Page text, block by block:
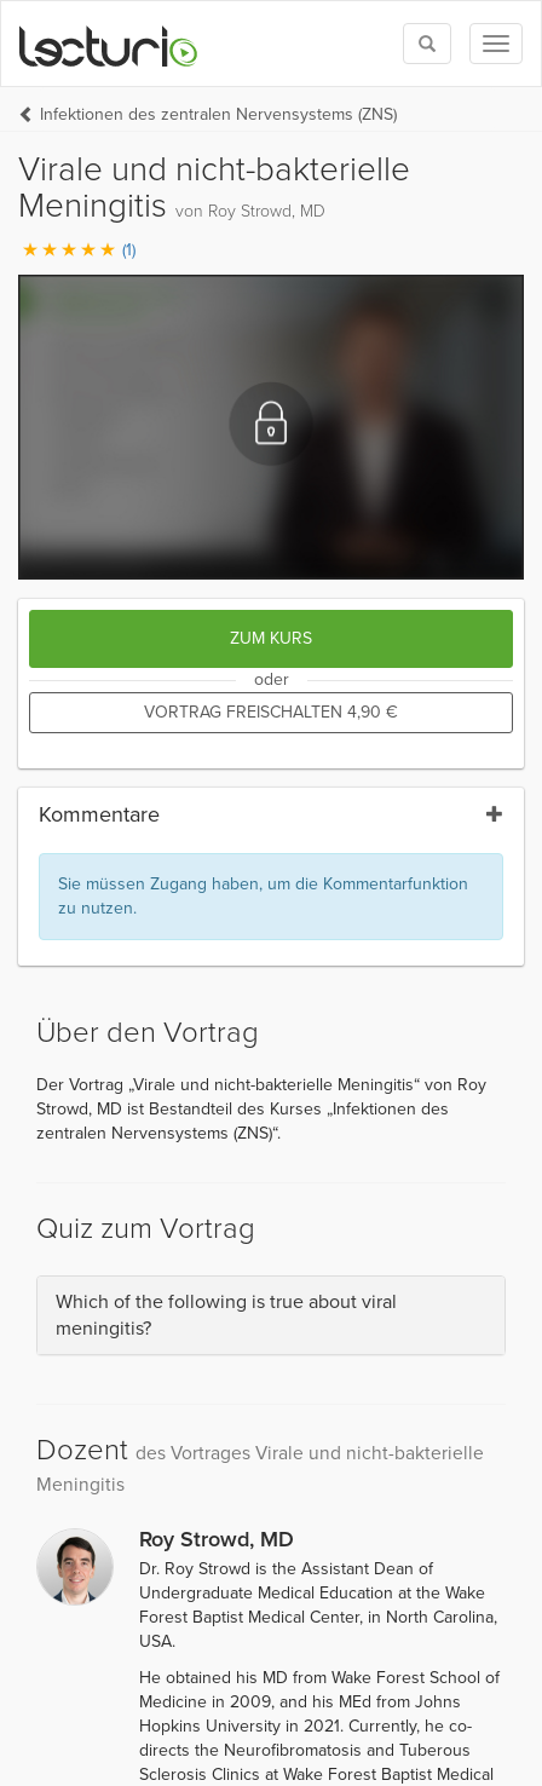
Toggle
search
Infektionen des zentralen Nervensystems (ZNS)
Virale und nicht-bakterielle
Meningitis von Roy Strowd, MD
(1)
ZUM KURS
oder
VORTRAG FREISCHALTEN 4,90 €
Kommentare
Sie müssen Zugang haben, um die Kommentarfunktion
zu nutzen.
Über den Vortrag
Der Vortrag „Virale und nicht-bakterielle Meningitis“ von Roy
Strowd, MD ist Bestandteil des Kurses „Infektionen des
zentralen Nervensystems (ZNS)“.
Quiz zum Vortrag
Which of the following is true about viral
meningitis?
Dozent des Vortrages Virale und nicht-bakterielle
Meningitis
Roy Strowd, MD
Dr. Roy Strowd is the Assistant Dean of
Undergraduate Medical Education at the Wake
Forest Baptist Medical Center, in North Carolina,
USA.
He obtained his MD from Wake Forest School of
Medicine in 2009, and his MEd from Johns
Hopkins University in 2021. Currently, he co-
directs the Neurofibromatosis and Tuberous
Sclerosis Clinics at Wake Forest Baptist Medical